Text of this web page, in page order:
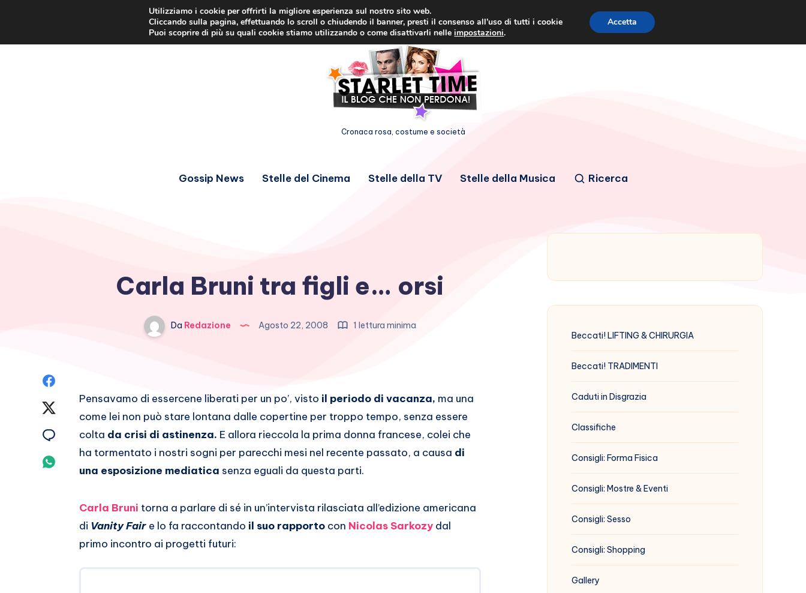
Cronaca rosa, costume e società
Gossip News Stelle del Cinema Stelle della TV Stelle della Musica Ricerca
Carla Bruni tra figli e… orsi
Da Redazione Agosto 22, 2008 1 lettura minima
Facebook
Twitter
Condividi
Whatsapp
Pensavamo di essercene liberati per un po’, visto il periodo di vacanza, ma una
come lei non può stare lontana dalle copertine per troppo tempo, senza essere
colta da crisi di astinenza. E allora rieccola la prima donna francese, colei che
ha tormentato i nostri sogni per parecchi mesi nel recente passato, a causa di
una esposizione mediatica senza eguali da questa parti.
Carla Bruni torna a parlare di sé in un’intervista rilasciata all’edizione americana
di Vanity Fair e lo fa raccontando il suo rapporto con Nicolas Sarkozy dal
primo incontro ai progetti futuri:
Beccati! LIFTING & CHIRURGIA
Beccati! TRADIMENTI
Caduti in Disgrazia
Classifiche
Consigli: Forma Fisica
Consigli: Mostre & Eventi
Consigli: Sesso
Consigli: Shopping
Gallery
Utilizziamo i cookie per offrirti la migliore esperienza sul nostro sito web.
Cliccando sulla pagina, effettuando lo scroll o chiudendo il banner, presti il consenso all’uso di tutti i cookie
Puoi scoprire di più su quali cookie stiamo utilizzando o come disattivarli nelleimpostazioni.
Accetta